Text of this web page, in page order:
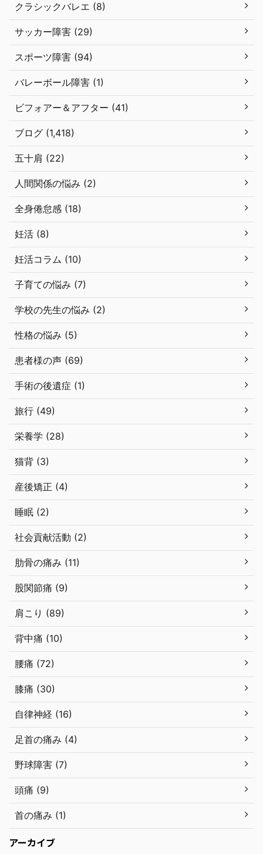
クラシックバレエ (8)
サッカー障害 (29)
スポーツ障害 (94)
バレーボール障害 (1)
ビフォアー＆アフター (41)
ブログ (1,418)
五十肩 (22)
人間関係の悩み (2)
全身倦怠感 (18)
妊活 (8)
妊活コラム (10)
子育ての悩み (7)
学校の先生の悩み (2)
性格の悩み (5)
患者様の声 (69)
手術の後遺症 (1)
旅行 (49)
栄養学 (28)
猫背 (3)
産後矯正 (4)
睡眠 (2)
社会貢献活動 (2)
肋骨の痛み (11)
股関節痛 (9)
肩こり (89)
背中痛 (10)
腰痛 (72)
膝痛 (30)
自律神経 (16)
足首の痛み (4)
野球障害 (7)
頭痛 (9)
首の痛み (1)
アーカイブ